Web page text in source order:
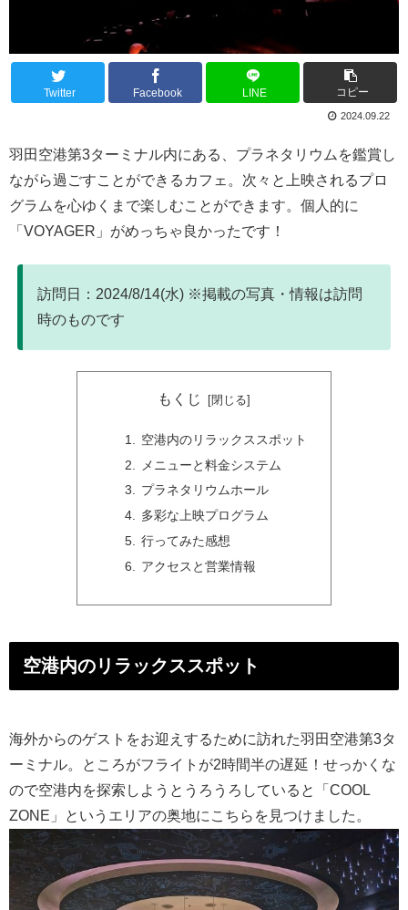
Twitter Facebook LINE コピー
2024.09.22
羽田空港第3ターミナル内にある、プラネタリウムを鑑賞し
ながら過ごすことができるカフェ。次々と上映されるプロ
グラムを心ゆくまで楽しむことができます。個人的に
「VOYAGER」がめっちゃ良かったです！
訪問日：2024/8/14(水) ※掲載の写真・情報は訪問
時のものです
もくじ
空港内のリラックススポット
メニューと料金システム
プラネタリウムホール
多彩な上映プログラム
行ってみた感想
アクセスと営業情報
空港内のリラックススポット
海外からのゲストをお迎えするために訪れた羽田空港第3タ
ーミナル。ところがフライトが2時間半の遅延！せっかくな
ので空港内を探索しようとうろうろしていると「COOL
ZONE」というエリアの奥地にこちらを見つけました。